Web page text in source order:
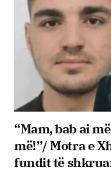
“Mam, bab ai
më!”/ Motra e
fundit të